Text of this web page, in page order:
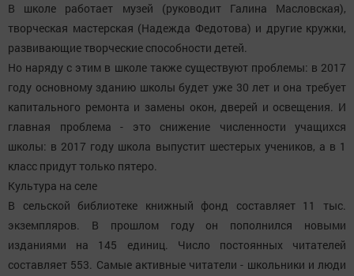
В школе работает музей (руководит Галина Масловская),
творческая мастерская (Надежда Федотова) и другие кружки,
развивающие творческие способности детей.
Но наряду с этим в школе также существуют проблемы: в 2017
году основному зданию школы будет уже 30 лет и она требует
капитального ремонта и замены окон, дверей и освещения. И
главная проблема - это снижение численности учащихся
школы: в 2017 году школа выпустит шестерых учеников, а в 1
класс придут только пятеро.
Культура на селе
В сельской библиотеке книжный фонд составляет 11 тыс.
экземпляров. В прошлом году он пополнился новыми
изданиями на 145 единиц. Число постоянных читателей
составляет 553. Самые активные читатели - школьники и люди